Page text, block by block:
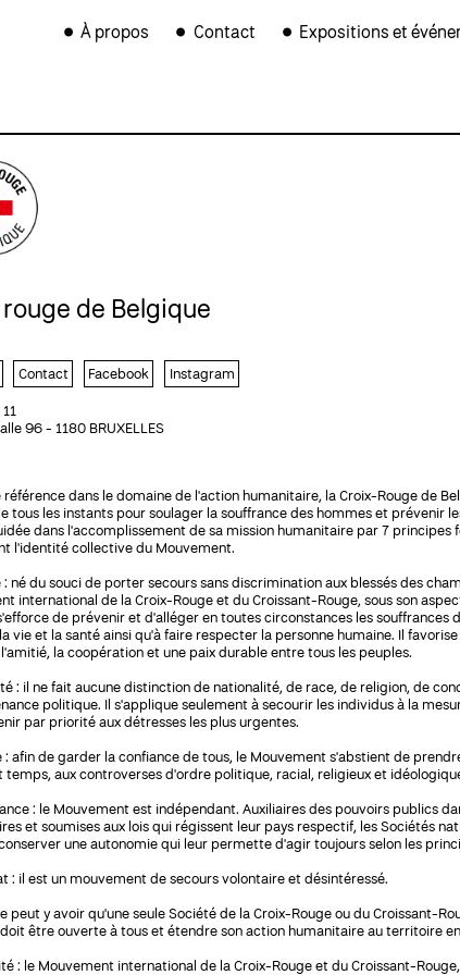
À propos Contact Expositions et
de Belgique
Contact Facebook Instagram
96 - 1180 BRUXELLES
dans le domaine de l'action humanitaire, la Croix-Rouge de
tous les instants pour soulager la souffrance des hommes et prévenir
dans l'accomplissement de sa mission humanitaire par 7 principes
l'identité collective du Mouvement.
: né du souci de porter secours sans discrimination aux blessés des
international de la Croix-Rouge et du Croissant-Rouge, sous son
de prévenir et d'alléger en toutes circonstances les souffrances
vie et la santé ainsi qu'à faire respecter la personne humaine. Il
la coopération et une paix durable entre tous les peuples.
: il ne fait aucune distinction de nationalité, de race, de religion, de
politique. Il s'applique seulement à secourir les individus à la
par priorité aux détresses les plus urgentes.
: afin de garder la confiance de tous, le Mouvement s'abstient de
temps, aux controverses d'ordre politique, racial, religieux et
: le Mouvement est indépendant. Auxiliaires des pouvoirs publics
et soumises aux lois qui régissent leur pays respectif, les Sociétés
une autonomie qui leur permette d'agir toujours selon les
: il est un mouvement de secours volontaire et désintéressé.
peut y avoir qu'une seule Société de la Croix-Rouge ou du Croissant-
doit être ouverte à tous et étendre son action humanitaire au territoire
: le Mouvement international de la Croix-Rouge et du Croissant-